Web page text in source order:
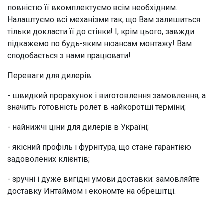
повністю її вкомплектуємо всім необхідним.
Налаштуємо всі механізми так, що Вам залишиться
тільки докласти її до стінки! І, крім цього, завжди
підкажемо по будь-яким нюансам монтажу! Вам
сподобається з нами працювати!
Переваги для дилерів:
- швидкий прорахунок і виготовлення замовлення, а
значить готовність ролет в найкоротші терміни;
- найнижчі ціни для дилерів в Україні;
- якісний профіль і фурнітура, що стане гарантією
задоволених клієнтів;
- зручні і дуже вигідні умови доставки: замовляйте
доставку Интаймом і економте на обрешітці.